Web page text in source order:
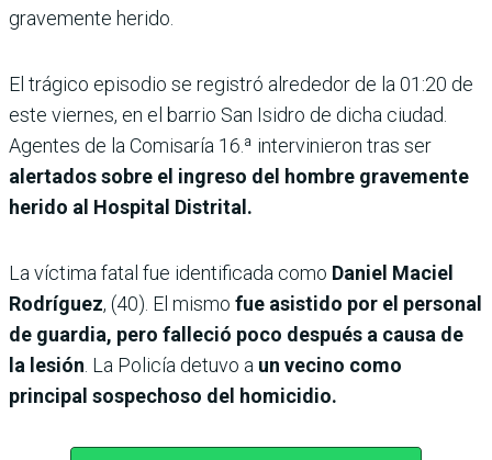
gravemente herido.
El trágico episodio se registró alrededor de la 01:20 de
este viernes, en el barrio San Isidro de dicha ciudad.
Agentes de la Comisaría 16.ª intervinieron tras ser
alertados sobre el ingreso del hombre gravemente
herido al Hospital Distrital.
La víctima fatal fue identificada como Daniel Maciel
Rodríguez, (40). El mismo fue asistido por el personal
de guardia, pero falleció poco después a causa de
la lesión . La Policía detuvo a un vecino como
principal sospechoso del homicidio.